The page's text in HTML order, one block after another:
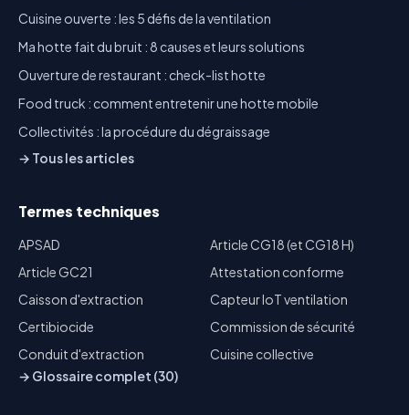
Cuisine ouverte : les 5 défis de la ventilation
Ma hotte fait du bruit : 8 causes et leurs solutions
Ouverture de restaurant : check-list hotte
Food truck : comment entretenir une hotte mobile
Collectivités : la procédure du dégraissage
→ Tous les articles
Termes techniques
APSAD
Article CG18 (et CG18 H)
Article GC21
Attestation conforme
Caisson d'extraction
Capteur IoT ventilation
Certibiocide
Commission de sécurité
Conduit d'extraction
Cuisine collective
→ Glossaire complet (30)